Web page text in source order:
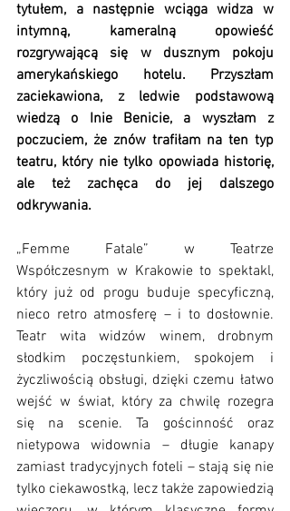
tytułem, a następnie wciąga widza w
intymną, kameralną opowieść
rozgrywającą się w dusznym pokoju
amerykańskiego hotelu. Przyszłam
zaciekawiona, z ledwie podstawową
wiedzą o Inie Benicie, a wyszłam z
poczuciem, że znów trafiłam na ten typ
teatru, który nie tylko opowiada historię,
ale też zachęca do jej dalszego
odkrywania.
„Femme Fatale” w Teatrze
Współczesnym w Krakowie to spektakl,
który już od progu buduje specyficzną,
nieco retro atmosferę – i to dosłownie.
Teatr wita widzów winem, drobnym
słodkim poczęstunkiem, spokojem i
życzliwością obsługi, dzięki czemu łatwo
wejść w świat, który za chwilę rozegra
się na scenie. Ta gościnność oraz
nietypowa widownia – długie kanapy
zamiast tradycyjnych foteli – stają się nie
tylko ciekawostką, lecz także zapowiedzią